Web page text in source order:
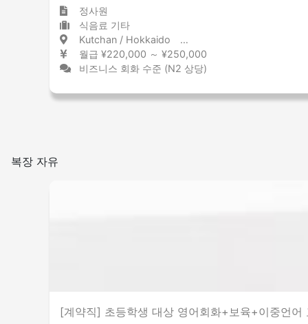
정사원
식음료 기타
Kutchan / Hokkaido 倶知安 / 北海道
월급 ¥220,000 ～ ¥250,000
비즈니스 회화 수준 (N2 상당)
복장 자유
[계약직] 초등학생 대상 영어회화+보육+이중언어